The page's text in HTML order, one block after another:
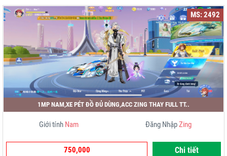
MS: 2492
1MP NAM,XE PÉT ĐỒ ĐỦ DÙNG,ACC ZING THAY FULL TT..
Giới tính Nam Đăng NhậpZing
750,000 Chi tiết